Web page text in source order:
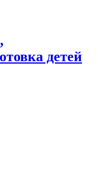
детей